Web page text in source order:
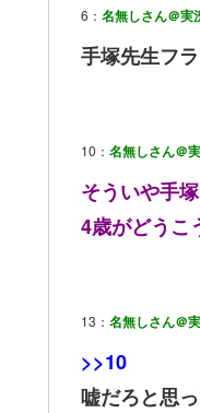
6： 名無しさん＠実
手塚先生フ
10： 名無しさん＠
そういや手
4歳がどうこ
13： 名無しさん＠
>>10
嘘だろと思